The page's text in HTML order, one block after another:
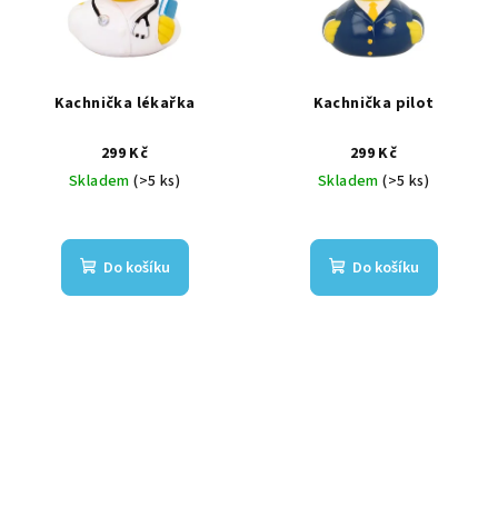
Kachnička lékařka
299 Kč
Skladem(>5 ks)
Do košíku
Kachnička pilot
299 Kč
Skladem(>5 ks)
Do košíku